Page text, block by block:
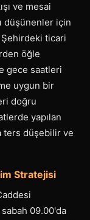
ve mesai
düşünenler için
Şehirdeki ticari
öğle
gece saatleri
uygun bir
doğru
yapılan
ters düşebilir ve
Stratejisi
09.00'da